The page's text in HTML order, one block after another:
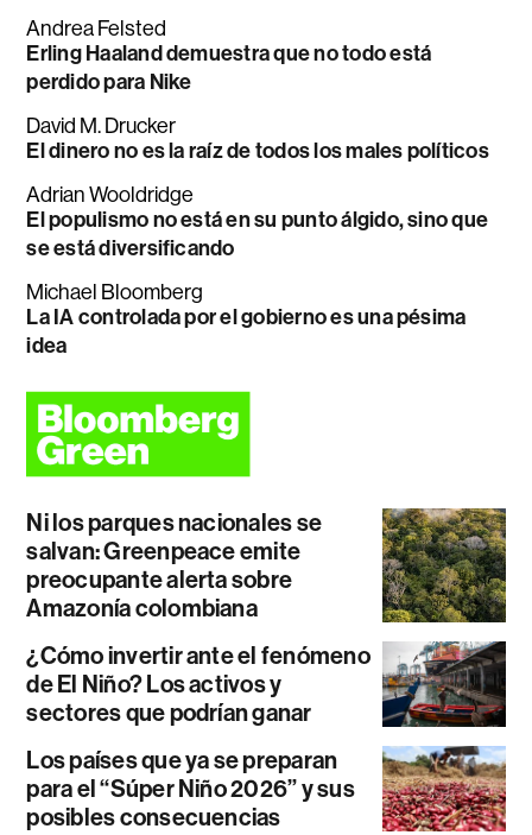
Andrea Felsted
Erling Haaland demuestra que no todo está
perdido para Nike
David M. Drucker
El dinero no es la raíz de todos los males políticos
Adrian Wooldridge
El populismo no está en su punto álgido, sino que
se está diversificando
Michael Bloomberg
La IA controlada por el gobierno es una pésima
idea
Ni los parques nacionales se
salvan: Greenpeace emite
preocupante alerta sobre
Amazonía colombiana
¿Cómo invertir ante el fenómeno
de El Niño? Los activos y
sectores que podrían ganar
Los países que ya se preparan
para el “Súper Niño 2026” y sus
posibles consecuencias